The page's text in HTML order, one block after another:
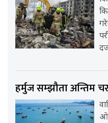
हर्मुज सम्झौता अन्तिम